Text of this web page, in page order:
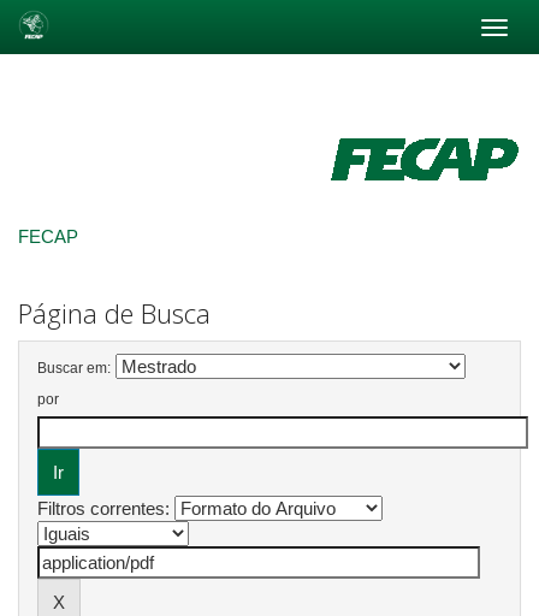
FECAP
Página de Busca
Buscar em:
por
Filtros correntes: